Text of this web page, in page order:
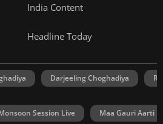
India Content
Headline Today
Darjeeling Choghadiya
Session Live Maa Gauri Aarti